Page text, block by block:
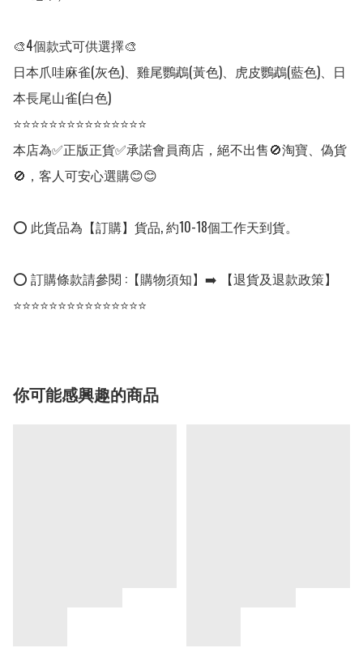
🎨4個款式可供選擇🎨
日本爪哇麻雀(灰色)、雞尾鸚鵡(黃色)、虎皮鸚鵡(藍色)、日
本長尾山雀(白色)
⭐⭐⭐⭐⭐⭐⭐⭐⭐⭐⭐⭐⭐⭐⭐
本店為✅正版正貨✅承諾會員商店，絕不出售🚫淘寶、偽貨
🚫，客人可安心選購😊😊
⭕ 此貨品為【訂購】貨品, 約10-18個工作天到貨。
⭕ 訂購條款請參閱 :【購物須知】➡️ 【退貨及退款政策】
⭐⭐⭐⭐⭐⭐⭐⭐⭐⭐⭐⭐⭐⭐⭐
你可能感興趣的商品